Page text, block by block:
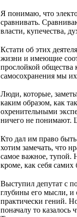
Я понимаю, что
сравнивать.
власти, купечества,
Кстати об этих
жизни и имеющие
прослойкой общества
самосохранения мы
Люди, которые,
каким образом, как
охренительными
ничего не понимают.
Кто дал им право
хотим замечать, что
самое важное, тупой.
кроме, как себя
Выступил депутат с
глубины его мысли, и
практически гений.
поначалу то